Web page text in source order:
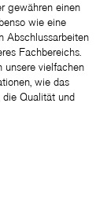
gewähren einen
wie eine
Abschlussarbeiten
Fachbereichs.
unsere vielfachen
wie das
Qualität und